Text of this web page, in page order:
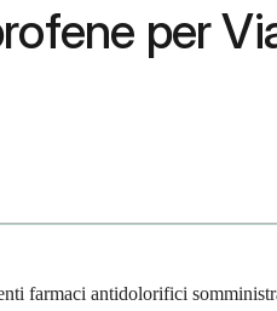
per
farmaci antidolorifici